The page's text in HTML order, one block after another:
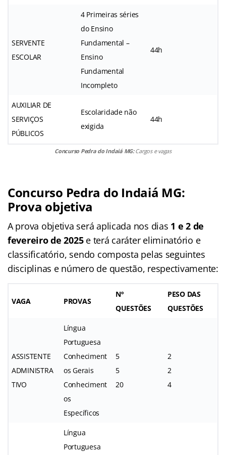
SERVENTE
ESCOLAR
4 Primeiras séries
do Ensino
Fundamental –
Ensino
Fundamental
Incompleto
44h
AUXILIAR DE
SERVIÇOS
PÚBLICOS
Escolaridade não
exigida
44h
Concurso Pedra do Indaiá MG:Cargos e vagas
Concurso Pedra do Indaiá MG:
Prova objetiva
A prova objetiva será aplicada nos dias 1 e 2 de
fevereiro de 2025e terá caráter eliminatório e
classificatório, sendo composta pelas seguintes
disciplinas e número de questão, respectivamente:
VAGA PROVAS
Nº
QUESTÕES
PESO DAS
QUESTÕES
ASSISTENTE
ADMINISTRA
TIVO
Língua
Portuguesa
Conheciment
os Gerais
Conheciment
os
Específicos
5
5
20
2
2
4
Língua
Portuguesa